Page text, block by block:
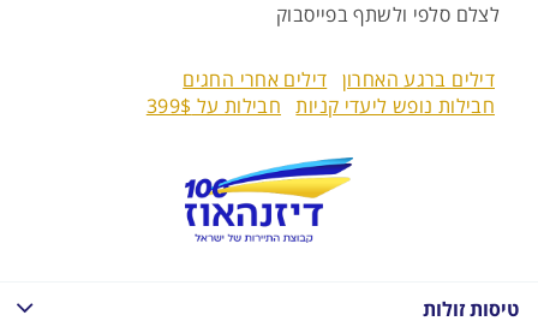
לצלם סלפי ולשתף בפייסבוק
דילים ברגע האחרון דילים אחרי החגים
חבילות נופש ליעדי קניות
חבילות על 399$
טיסות זולות